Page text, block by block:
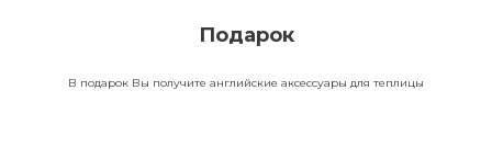
Подарок
В подарок Вы получите английские аксессуары для теплицы